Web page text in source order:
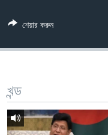
Learning English
FOLLOW US
অন্য ভাষায় ওয়েব সাইট
শেয়ার করুন
খন্ড